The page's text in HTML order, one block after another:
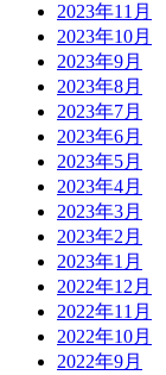
2023年11月
2023年10月
2023年9月
2023年8月
2023年7月
2023年6月
2023年5月
2023年4月
2023年3月
2023年2月
2023年1月
2022年12月
2022年11月
2022年10月
2022年9月